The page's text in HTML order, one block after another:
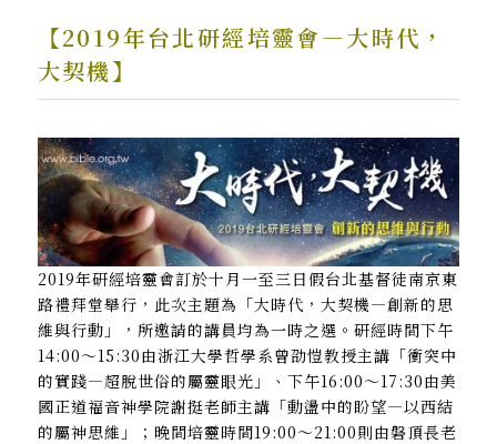
【2019年台北研經培靈會—大時代，
大契機】
2019年研經培靈會訂於十月一至三日假台北基督徒南京東
路禮拜堂舉行，此次主題為「大時代，大契機—創新的思
維與行動」，所邀請的講員均為一時之選。研經時間下午
14:00～15:30由浙江大學哲學系曾劭愷教授主講「衝突中
的實踐—超脫世俗的屬靈眼光」、下午16:00～17:30由美
國正道福音神學院謝挺老師主講「動盪中的盼望—以西結
的屬神思維」；晚間培靈時間19:00～21:00則由磐頂長老